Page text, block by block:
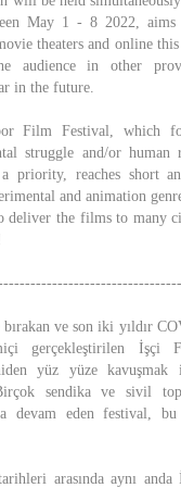
May 1 - 8 2022,
theaters and online
audience in other
in the future.
Film Festival, which
struggle and/or
priority, reaches short
and animation
deliver the films to many
bırakan ve son iki yıldır
gerçekleştirilen İşçi
yüz yüze kavuşmak
sendika ve sivil
devam eden festival,
arasında aynı